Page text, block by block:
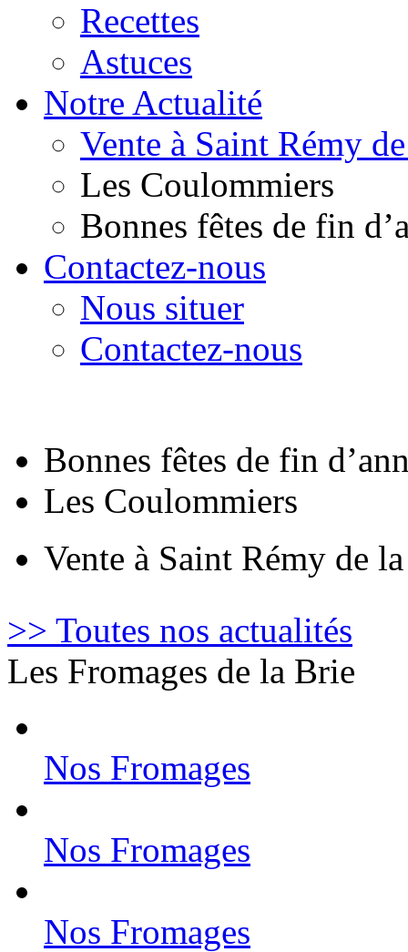
Recettes
Astuces
Notre Actualité
Vente à Saint Rémy
Les Coulommiers
Bonnes fêtes de fin
Contactez-nous
Nous situer
Contactez-nous
Bonnes fêtes de fin
Les Coulommiers
Vente à Saint Rémy de
>> Toutes nos actualités
Les Fromages de la Brie
Nos Fromages
Nos Fromages
Nos Fromages